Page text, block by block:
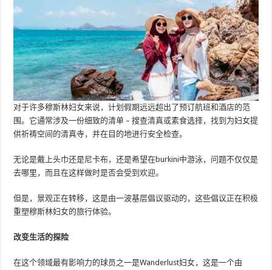
对于许多穆斯林妇女来说，计划假期远远超出了预订航班和酒店的范
围。它通常涉及一份细致的清单 – 搜查清真或素食选择，找到为妇女提
供祈祷空间的清真寺，并在目的地进行安全检查。
无论是戴上头巾还是尼卡布，还是希望在burkini中游泳，问题不仅仅是
去哪里，而且在这样做时是否会受到欢迎。
但是，景观正在转移，这是由一波基层倡议驱动的，这些倡议正在积极
重塑穆斯林妇女的旅行体验。
改变生活的探险
在这个领域最有影响力的球员之一是Wanderlust妇女，这是一个由